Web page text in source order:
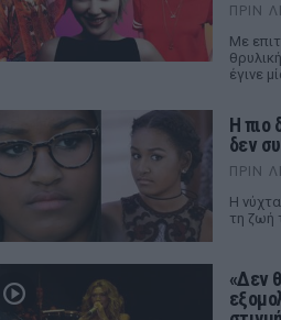
ΠΡΙΝ
Με
έγινε
Η πιο
δεν
ΠΡΙΝ
Η
τη ζωή
«Δεν